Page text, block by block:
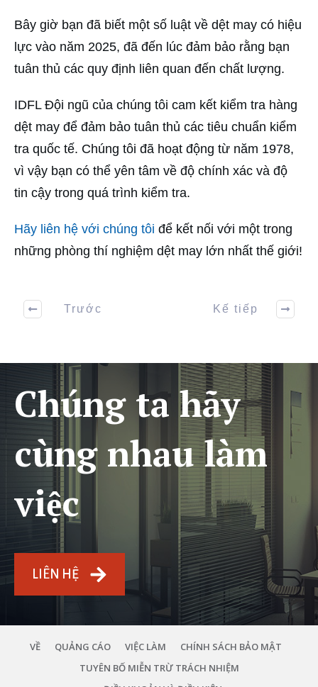
Bây giờ bạn đã biết một số luật về dệt may có hiệu
lực vào năm 2025, đã đến lúc đảm bảo rằng bạn
tuân thủ các quy định liên quan đến chất lượng.
IDFL Đội ngũ của chúng tôi cam kết kiểm tra hàng
dệt may để đảm bảo tuân thủ các tiêu chuẩn kiểm
tra quốc tế. Chúng tôi đã hoạt động từ năm 1978,
vì vậy bạn có thể yên tâm về độ chính xác và độ
tin cậy trong quá trình kiểm tra.
Hãy liên hệ với chúng tôi để kết nối với một trong
những phòng thí nghiệm dệt may lớn nhất thế giới!
Trước Kế tiếp
Chúng ta hãy
cùng nhau làm
việc
LIÊN HỆ
VỀ QUẢNG CÁO VIỆC LÀM
CHÍNH SÁCH BẢO MẬT
TUYÊN BỐ MIỄN TRỪ TRÁCH NHIỆM